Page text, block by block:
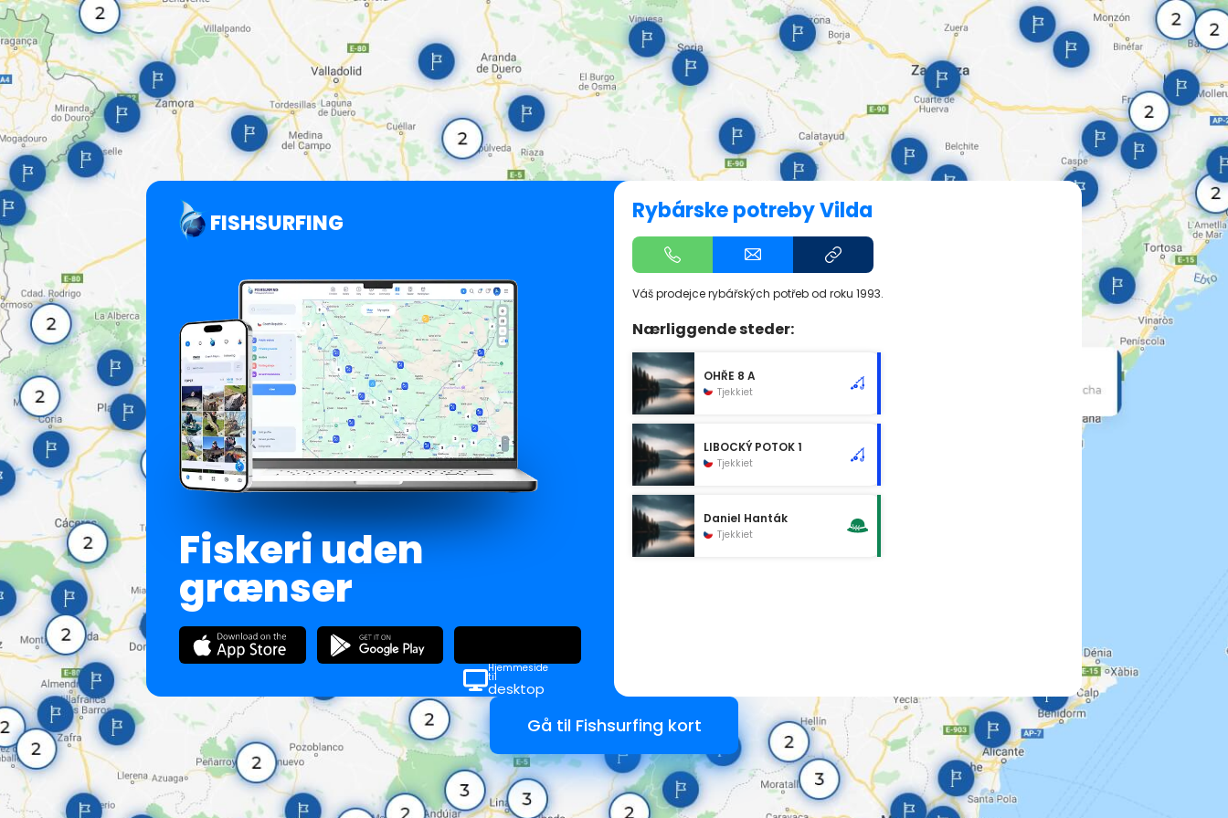
FISHSURFING
Fiskeri uden
grænser
Hjemmeside
til
desktop
Rybárske potreby Vilda
Váš prodejce rybářských potřeb od roku 1993.
Nærliggende steder:
OHŘE 8 A
Tjekkiet
LIBOCKÝ POTOK 1
Tjekkiet
Daniel Hanták
Tjekkiet
Gå til Fishsurfing kort